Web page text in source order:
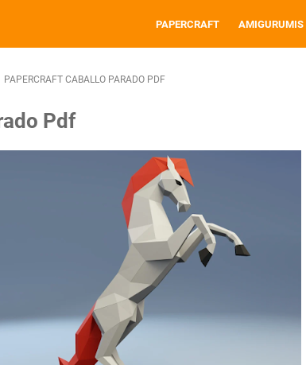
PAPERCRAFT AMIGURUMIS
PAPERCRAFT CABALLO PARADO PDF
Pdf